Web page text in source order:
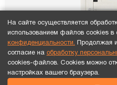
Точный расчет за 10
На сайте осуществляется
использованием файлов cookies в
конфиденциальности. Продолжая
согласие на обработку
cookies-файлов. Cookies можно
настройках вашего браузера.